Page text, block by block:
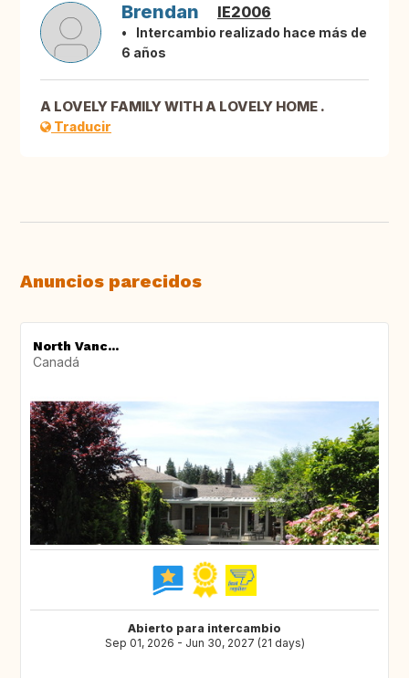
Brendan IE2006
Intercambio realizado hace más de
6 años
A LOVELY FAMILY WITH A LOVELY HOME .
Traducir
Anuncios parecidos
North Vanc...
Canadá
Abierto para intercambio
Sep 01, 2026 - Jun 30, 2027 (21 days)